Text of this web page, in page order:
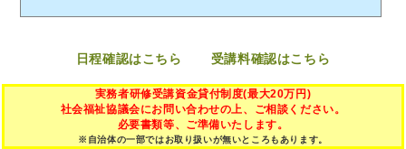
日程確認はこちら 受講料確認はこちら
実務者研修受講資金貸付制度(最大20万円)
社会福祉協議会にお問い合わせの上、ご相談ください。
必要書類等、ご準備いたします。
※自治体の一部ではお取り扱いが無いところもあります。